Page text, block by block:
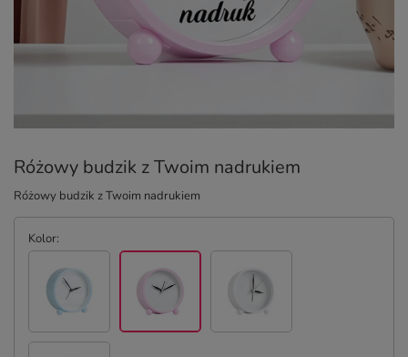
Różowy budzik z Twoim nadrukiem
Różowy budzik z Twoim nadrukiem
Kolor